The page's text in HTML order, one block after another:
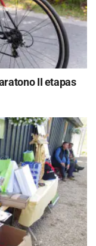
II etapas